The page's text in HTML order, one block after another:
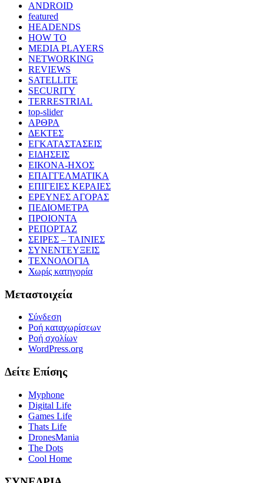
ANDROID
featured
HEADENDS
HOW TO
MEDIA PLAYERS
NETWORKING
REVIEWS
SATELLITE
SECURITY
TERRESTRIAL
top-slider
ΑΡΘΡΑ
ΔΕΚΤΕΣ
ΕΓΚΑΤΑΣΤΑΣΕΙΣ
ΕΙΔΗΣΕΙΣ
ΕΙΚΟΝΑ-ΗΧΟΣ
ΕΠΑΓΓΕΛΜΑΤΙΚΑ
ΕΠΙΓΕΙΕΣ ΚΕΡΑΙΕΣ
ΕΡΕΥΝΕΣ ΑΓΟΡΑΣ
ΠΕΔΙΟΜΕΤΡΑ
ΠΡΟΙΟΝΤΑ
ΡΕΠΟΡΤΑΖ
ΣΕΙΡΕΣ – ΤΑΙΝΙΕΣ
ΣΥΝΕΝΤΕΥΞΕΙΣ
ΤΕΧΝΟΛΟΓΙΑ
Χωρίς κατηγορία
Μεταστοιχεία
Σύνδεση
Ροή καταχωρίσεων
Ροή σχολίων
WordPress.org
Δείτε Επίσης
Myphone
Digital Life
Games Life
Thats Life
DronesMania
The Dots
Cool Home